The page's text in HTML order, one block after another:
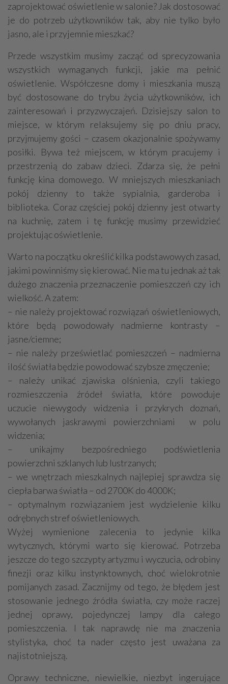
zaprojektować oświetlenie w salonie? Jak dostosować
je do potrzeb użytkowników tak, aby nie tylko było
jasno, ale i przyjemnie mieszkać?
Przede wszystkim musimy zacząć od sprecyzowania
wszystkich wymaganych funkcji, jakie ma pełnić
oświetlenie. Współczesne domy i mieszkania muszą
być dostosowane do trybu życia użytkowników, ich
zainteresowań i przyzwyczajeń. Dzisiejszy salon to
miejsce, w którym relaksujemy się po dniu pracy,
przyjmujemy gości – czasem okazjonalnie spożywamy
posiłki. Bywa też miejscem, w którym pracujemy i
przestrzenią do zabaw dzieci. Zdarza się, że pełni
funkcję kina domowego. W mniejszych mieszkaniach
pokój dzienny to także sypialnia, garderoba i
biblioteka. Coraz częściej pokój dzienny jest otwarty
na kuchnię, zatem i tę funkcję musimy przewidzieć
projektując oświetlenie.
Warto na początku określić kilka podstawowych zasad,
jakimi powinniśmy się kierować. Nie ma tu jednak aż tak
dużego znaczenia przeznaczenie pomieszczeń czy ich
wielkość. A zatem:
– nie należy projektować rozwiązań oświetleniowych,
które będą powodowały nadmierne kontrasty –
jasne/ciemne;
– nie należy prześwietlać pomieszczeń – nadmierna
ilość światła będzie powodować szybsze zmęczenie;
– należy unikać zjawiska olśnienia, czyli takiego
rozmieszczenia źródeł światła, które powoduje
uczucie niewygody widzenia i przykrych doznań,
wywołanych jaskrawymi powierzchniami w polu
widzenia;
– unikajmy bezpośredniego podświetlenia
powierzchni szklanych lub lustrzanych;
– we wnętrzach mieszkalnych najlepiej sprawdza się
ciepła barwa światła – od 2700K do 4000K;
– optymalnym rozwiązaniem jest wydzielenie kilku
odrębnych stref oświetleniowych.
Wyżej wymienione zalecenia to jedynie kilka
wytycznych, którymi warto się kierować. Potrzeba
jeszcze do tego szczypty artyzmu i wyczucia, odrobiny
finezji oraz kilku instynktownych, choć wielokrotnie
pomijanych zasad. Zacznijmy od tego, że błędem jest
stosowanie jednego źródła światła, czy może raczej
jednej oprawy, pojedynczej lampy dla całego
pomieszczenia. I tak naprawdę nie ma znaczenia
stylistyka, choć ta nader często jest uważana za
najistotniejszą.
Oprawy techniczne, niewielkie, niezbyt ingerujące